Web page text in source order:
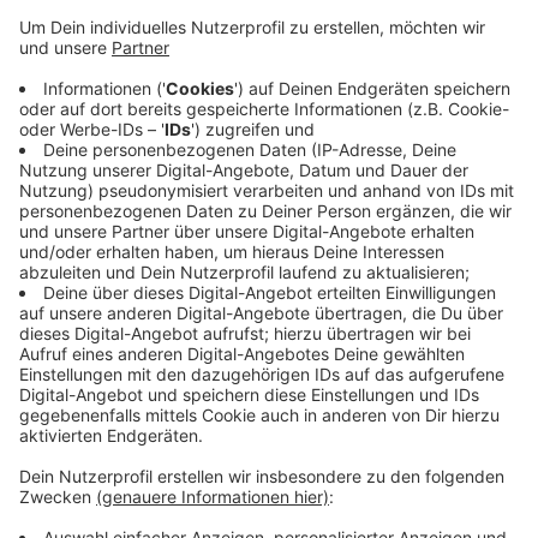
Anzeige
Die Pläne hatte die Stadt vorher auch Anwohnern bei
einem Vororttermin vorgestellt und mit Ihnen
besprochen. Die schon erneuerte Doppelschaukel, das
Trampolin und das Dreifachreck bleiben erhalten. Die
Spielgeräte befinden sich noch in einem guten
Zustand. Für die neuen Spielgeräte schreibt die Stadt
jetzt einen Auftrag aus - der Bauausschuss soll dann
zeitnah den Auftrag an eine Fachfirma vergeben.
Anzeige